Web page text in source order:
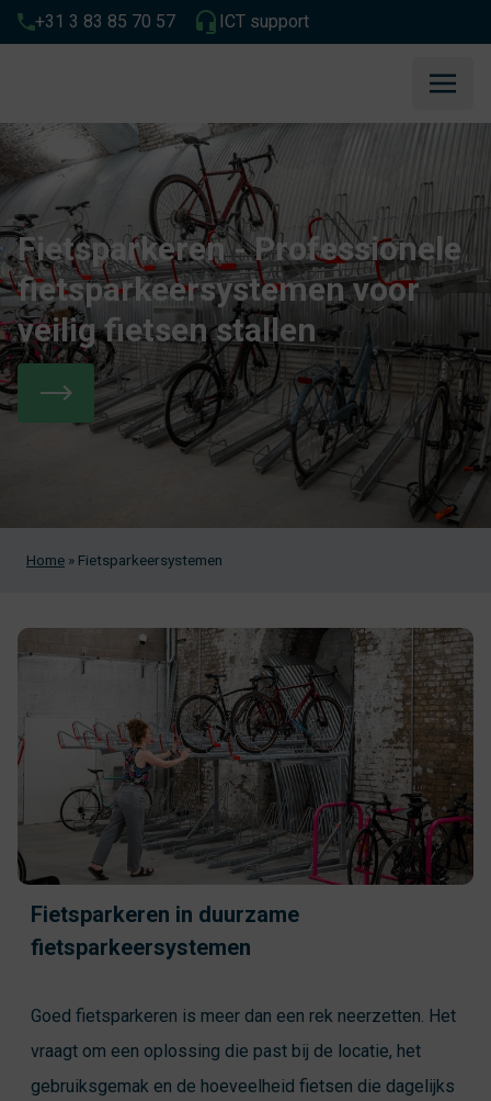
+31 3 83 85 70 57 ICT support
Fietsparkeren - Professionele
fietsparkeersystemen voor
veilig fietsen stallen
Home » Fietsparkeersystemen
Fietsparkeren in duurzame
fietsparkeersystemen
Goed fietsparkeren is meer dan een rek neerzetten. Het
vraagt om een oplossing die past bij de locatie, het
gebruiksgemak en de hoeveelheid fietsen die dagelijks